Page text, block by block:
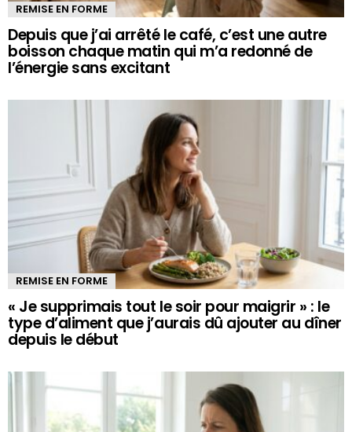
REMISE EN FORME
Depuis que j’ai arrêté le café, c’est une autre
boisson chaque matin qui m’a redonné de
l’énergie sans excitant
REMISE EN FORME
« Je supprimais tout le soir pour maigrir » : le
type d’aliment que j’aurais dû ajouter au dîner
depuis le début